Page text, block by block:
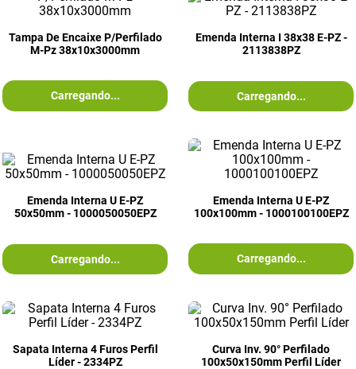
Tampa De Encaixe P/Perfilado
M-Pz 38x10x3000mm
Carregando...
Emenda Interna I 38x38 E-PZ -
2113838PZ
Carregando...
Emenda Interna U E-PZ
50x50mm - 1000050050EPZ
Carregando...
Emenda Interna U E-PZ
100x100mm - 1000100100EPZ
Carregando...
Sapata Interna 4 Furos Perfil
Líder - 2334PZ
Curva Inv. 90° Perfilado
100x50x150mm Perfil Líder